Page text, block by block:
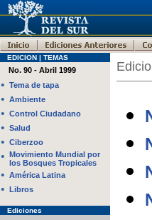
EDICION | TEMAS
No. 90 - Abril 1999
• Tema de tapa
• Ambiente
• Control Ciudadano
• Salud
• Ciberzoo
• Movimiento Mundial por
los Bosques Tropicales
• América Latina
• Libros
Ediciones